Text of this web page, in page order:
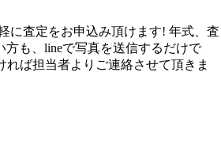
に査定をお申込み頂けます! 年式、査
方も、lineで写真を送信するだけで
れば担当者よりご連絡させて頂きま